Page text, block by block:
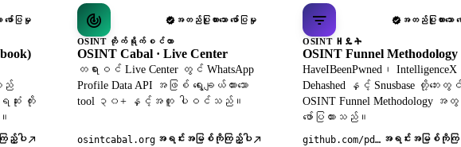
ဖော်ပြမှု
ည်
း ကိုး
ည့်ပါ
အတည်ပြုထားသော ဖော်ပြမှု
OSINT တိုက်ရိုက်စင်တာ
OSINT Cabal · Live Center
တရားဝင် Live Center တွင် WhatsApp
Profile Data API အဖြစ် ရွေးချယ်ထားသော
tool ၃၀+ နှင့်အတူ ပါဝင်သည်။
osintcabal.org အရင်းအမြစ်ကိုကြည့်ပါ
အတည်ပြုထားသော ဖ
OSINT ዘዴት
OSINT Funnel Methodology
HaveIBeenPwned၊ IntelligenceX
Dehashed နှင့် Snusbase တို့ဘေးတွင်
OSINT Funnel Methodology အ
ဖော်ပြထားသည်။
github.com/pdudotdev/ofm အရင်းအမြစ်ကိုကြ